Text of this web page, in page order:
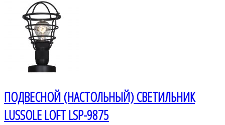
ПОДВЕСНОЙ (НАСТОЛЬНЫЙ) СВЕТИЛЬНИК
LUSSOLE LOFT LSP-9875